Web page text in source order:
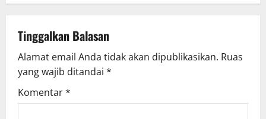
a
v
i
g
Tinggalkan Balasan
Alamat email Anda tidak akan dipublikasikan. Ruas
yang wajib ditandai *
Komentar*